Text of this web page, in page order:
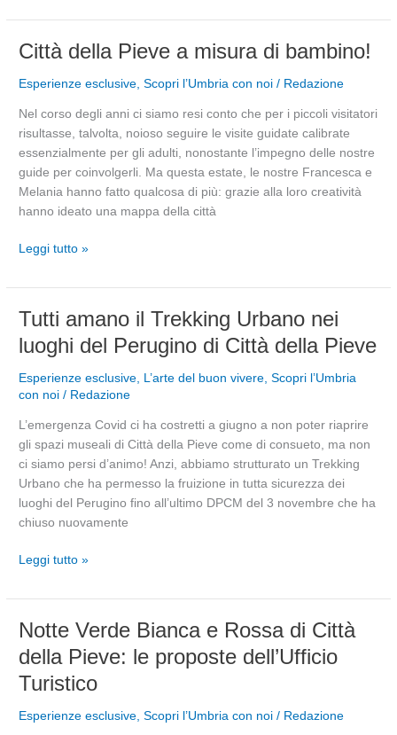
Città della Pieve a misura di bambino!
Esperienze esclusive,Scopri l’Umbria con noi / Redazione
Nel corso degli anni ci siamo resi conto che per i piccoli visitatori
risultasse, talvolta, noioso seguire le visite guidate calibrate
essenzialmente per gli adulti, nonostante l’impegno delle nostre
guide per coinvolgerli. Ma questa estate, le nostre Francesca e
Melania hanno fatto qualcosa di più: grazie alla loro creatività
hanno ideato una mappa della città
Città
Pieve
Leggi tutto »
Tutti amano il Trekking Urbano nei
luoghi del Perugino di Città della Pieve
Esperienze esclusive, L’arte del buon vivere,Scopri l’Umbria
con noi / Redazione
L’emergenza Covid ci ha costretti a giugno a non poter riaprire
gli spazi museali di Città della Pieve come di consueto, ma non
ci siamo persi d’animo! Anzi, abbiamo strutturato un Trekking
Urbano che ha permesso la fruizione in tutta sicurezza dei
luoghi del Perugino fino all’ultimo DPCM del 3 novembre che ha
chiuso nuovamente
Tutti
il
Trekking
Urbano
luoghi
del
Perugino
di
Città
della
Leggi tutto »
Notte Verde Bianca e Rossa di Città
della Pieve: le proposte dell’Ufficio
Turistico
Esperienze esclusive,Scopri l’Umbria con noi / Redazione
Notte
Bianca
di